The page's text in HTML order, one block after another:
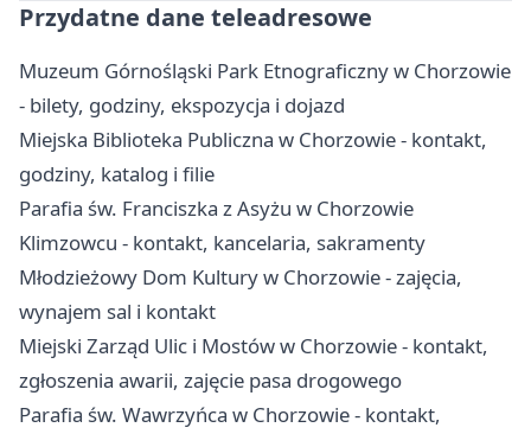
Przydatne dane teleadresowe
Muzeum Górnośląski Park Etnograficzny w Chorzowie
- bilety, godziny, ekspozycja i dojazd
Miejska Biblioteka Publiczna w Chorzowie - kontakt,
godziny, katalog i filie
Parafia św. Franciszka z Asyżu w Chorzowie
Klimzowcu - kontakt, kancelaria, sakramenty
Młodzieżowy Dom Kultury w Chorzowie - zajęcia,
wynajem sal i kontakt
Miejski Zarząd Ulic i Mostów w Chorzowie - kontakt,
zgłoszenia awarii, zajęcie pasa drogowego
Parafia św. Wawrzyńca w Chorzowie - kontakt,